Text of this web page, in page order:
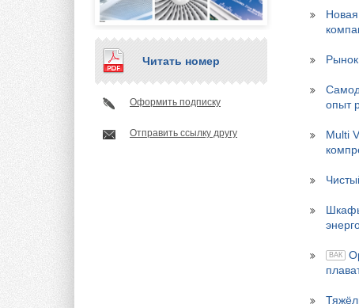
Читать номер
Оформить подписку
Отправить ссылку другу
опыт
Multi
ВАК